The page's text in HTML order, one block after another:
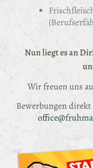
Nun liegt es an
Wir freuen uns
Bewerbungen